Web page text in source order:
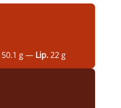
50.1 g — Lip.22 g